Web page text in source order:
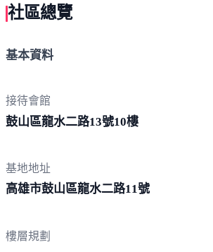
社區總覽
基本資料
接待會館
鼓山區龍水二路13號10樓
基地地址
高雄市鼓山區龍水二路11號
樓層規劃